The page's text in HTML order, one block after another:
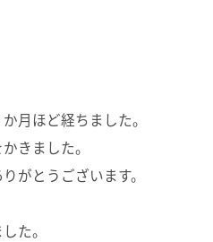
月ほど経ちました。
きました。
がとうございます。
た。